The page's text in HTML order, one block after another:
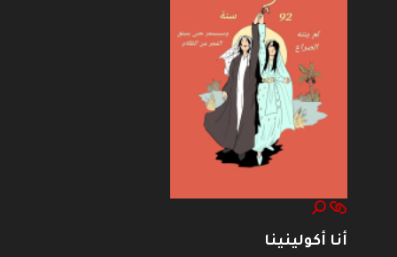
أنا أكولينينا